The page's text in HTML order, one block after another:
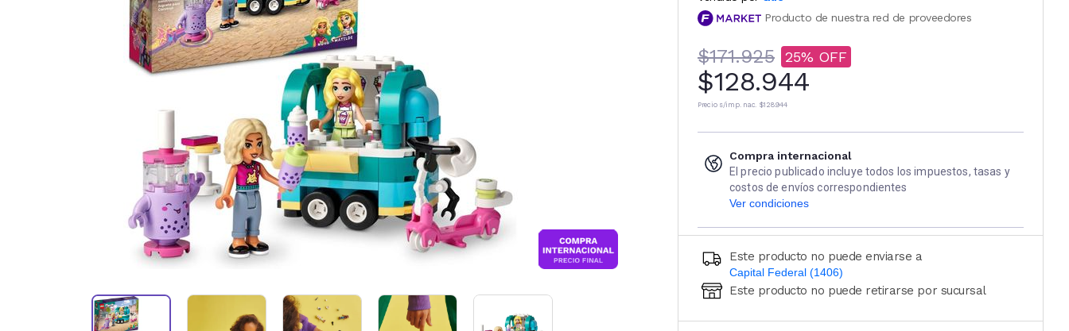
Producto de nuestra red de proveedores
$171.925 25
$128.944
Precio s/imp. nac. $128.944
Compra internacional
El precio publicado incluye todos los impuestos, tasas y
costos de envíos correspondientes
Ver condiciones
Este producto no puede enviarse a
Capital Federal (1406)
Ingresá código postal (sólo números)
CALCULAR
Este producto no puede retirarse por sucursal